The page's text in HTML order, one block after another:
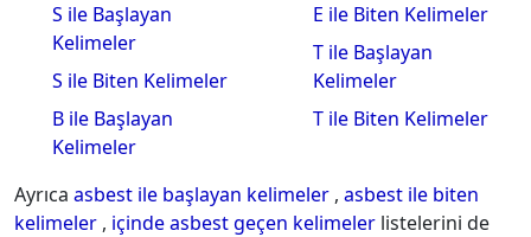
S ile Başlayan
Kelimeler
S ile Biten Kelimeler
B ile Başlayan
Kelimeler
E ile Biten Kelimeler
T ile Başlayan
Kelimeler
T ile Biten Kelimeler
Ayrıca asbest ile başlayan kelimeler , asbest ile biten
kelimeler , içinde asbest geçen kelimeler listelerini de